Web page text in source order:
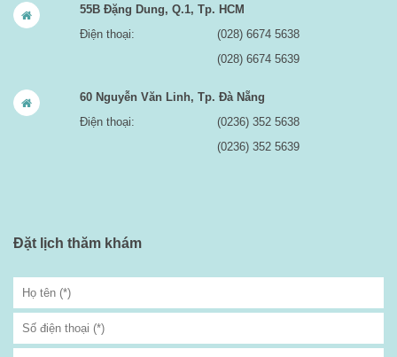
55B Đặng Dung, Q.1, Tp. HCM
Điện thoại:
(028) 6674 5638
(028) 6674 5639
60 Nguyễn Văn Linh, Tp. Đà Nẵng
Điện thoại:
(0236) 352 5638
(0236) 352 5639
Đặt lịch thăm khám